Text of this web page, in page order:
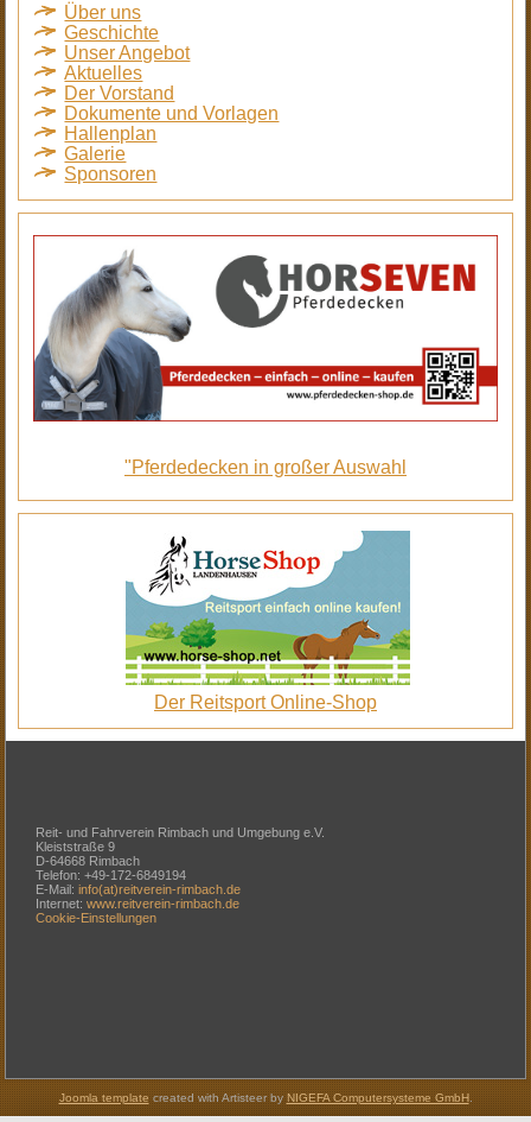
Über uns
Geschichte
Unser Angebot
Aktuelles
Der Vorstand
Dokumente und Vorlagen
Hallenplan
Galerie
Sponsoren
"Pferdedecken in großer Auswahl
Der Reitsport Online-Shop
Reit- und Fahrverein Rimbach und Umgebung e.V.
Kleiststraße 9
D-64668 Rimbach
Telefon: +49-172-6849194
E-Mail:info(at)reitverein-rimbach.de
Internet:www.reitverein-rimbach.de
Cookie-Einstellungen
Joomla templatecreated with Artisteer byNIGEFA Computersysteme GmbH.